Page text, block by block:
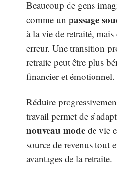
Beaucoup de gens
comme un passage
à la vie de retraité, mais
erreur. Une transition
retraite peut être plus
financier et émotionnel.
Réduire
travail permet de
nouveau mode de vie
source de revenus tout
avantages de la retraite.